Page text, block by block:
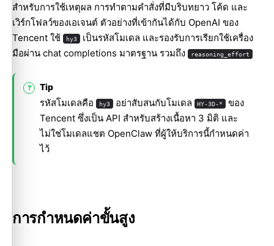
สำหรับการใช้เหตุผล การทำตามคำสั่งที่มีบริบทยาว โค้ด และ
เวิร์กโฟลว์ของเอเจนต์ ตัวอย่างที่เข้ากันได้กับ OpenAI ของ
Tencent ใช้
hy3 เป็นรหัสโมเดล และรองรับการเรียกใช้เครื่อง
มือผ่าน chat completions มาตรฐาน รวมถึง
reasoning_effort
Tip
รหัสโมเดลคือ hy3 อย่าสับสนกับโมเดล HY-3D-*
ของ
Tencent ซึ่งเป็น API สำหรับสร้างเนื้อหา 3 มิติ และ
ไม่ใช่โมเดลแชต OpenClaw ที่ผู้ให้บริการนี้กำหนดค่า
ไว้
การกำหนดค่าขั้นสูง